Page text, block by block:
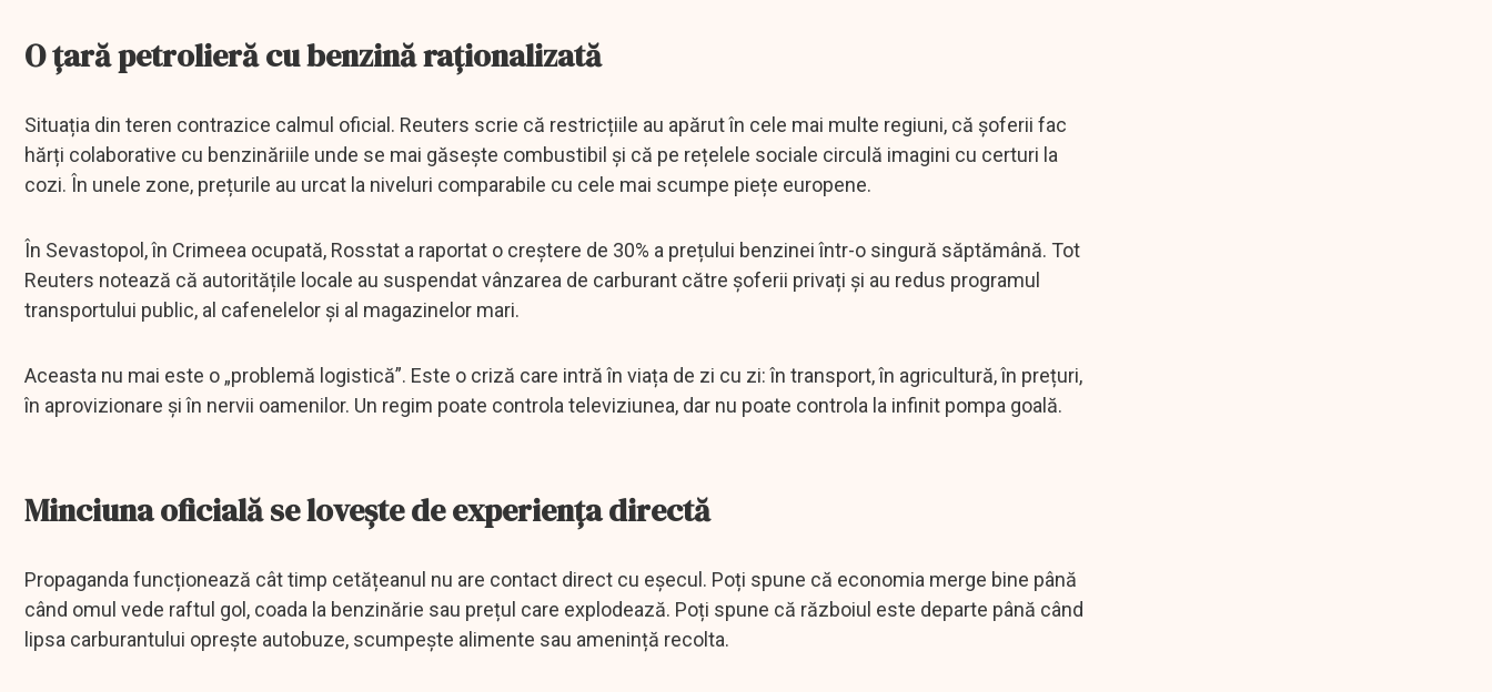
O țară petrolieră cu benzină raționalizată
Situația din teren contrazice calmul oficial. Reuters scrie că restricțiile au apărut în cele mai multe regiuni, că șoferii fac
hărți colaborative cu benzinăriile unde se mai găsește combustibil și că pe rețelele sociale circulă imagini cu certuri la
cozi. În unele zone, prețurile au urcat la niveluri comparabile cu cele mai scumpe piețe europene.
În Sevastopol, în Crimeea ocupată, Rosstat a raportat o creștere de 30% a prețului benzinei într-o singură săptămână. Tot
Reuters notează că autoritățile locale au suspendat vânzarea de carburant către șoferii privați și au redus programul
transportului public, al cafenelelor și al magazinelor mari.
Aceasta nu mai este o „problemă logistică”. Este o criză care intră în viața de zi cu zi: în transport, în agricultură, în prețuri,
în aprovizionare și în nervii oamenilor. Un regim poate controla televiziunea, dar nu poate controla la infinit pompa goală.
Minciuna oficială se lovește de experiența directă
Propaganda funcționează cât timp cetățeanul nu are contact direct cu eșecul. Poți spune că economia merge bine până
când omul vede raftul gol, coada la benzinărie sau prețul care explodează. Poți spune că războiul este departe până când
lipsa carburantului oprește autobuze, scumpește alimente sau amenință recolta.